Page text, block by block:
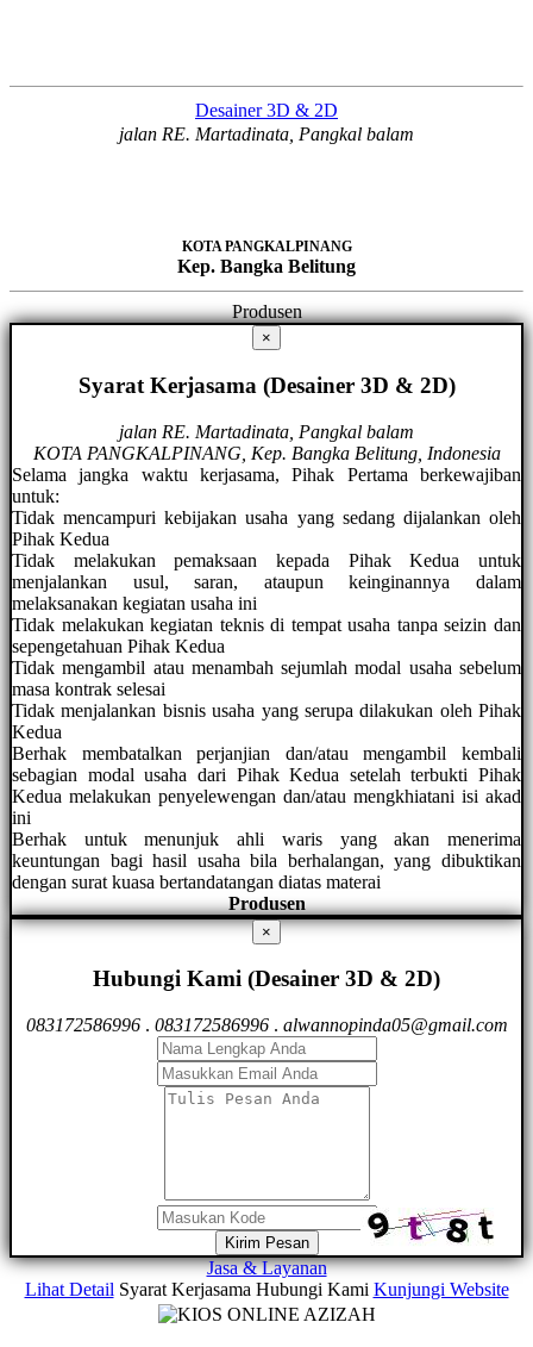
Desainer 3D & 2D
jalan RE. Martadinata, Pangkal balam
KOTA PANGKALPINANG
Kep. Bangka Belitung
Produsen
×
Syarat Kerjasama (Desainer 3D & 2D)
jalan RE. Martadinata, Pangkal balam
KOTA PANGKALPINANG, Kep. Bangka Belitung, Indonesia
Selama jangka waktu kerjasama, Pihak Pertama berkewajiban
untuk:
Tidak mencampuri kebijakan usaha yang sedang dijalankan oleh
Pihak Kedua
Tidak melakukan pemaksaan kepada Pihak Kedua untuk
menjalankan usul, saran, ataupun keinginannya dalam
melaksanakan kegiatan usaha ini
Tidak melakukan kegiatan teknis di tempat usaha tanpa seizin dan
sepengetahuan Pihak Kedua
Tidak mengambil atau menambah sejumlah modal usaha sebelum
masa kontrak selesai
Tidak menjalankan bisnis usaha yang serupa dilakukan oleh Pihak
Kedua
Berhak membatalkan perjanjian dan/atau mengambil kembali
sebagian modal usaha dari Pihak Kedua setelah terbukti Pihak
Kedua melakukan penyelewengan dan/atau mengkhiatani isi akad
ini
Berhak untuk menunjuk ahli waris yang akan menerima
keuntungan bagi hasil usaha bila berhalangan, yang dibuktikan
dengan surat kuasa bertandatangan diatas materai
Produsen
×
Hubungi Kami (Desainer 3D & 2D)
083172586996. 083172586996. alwannopinda05@gmail.com
Kirim Pesan
Jasa & Layanan
Lihat Detail Syarat Kerjasama Hubungi Kami Kunjungi Website